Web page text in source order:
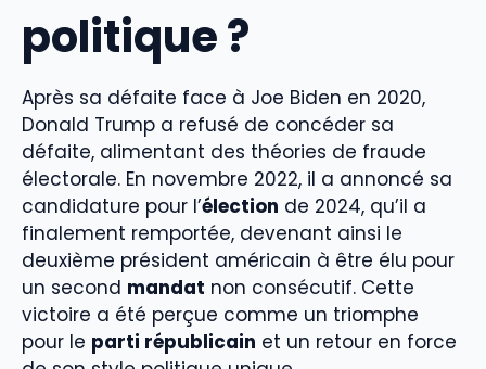
politique ?
Après sa défaite face à Joe Biden en 2020,
Donald Trump a refusé de concéder sa
défaite, alimentant des théories de fraude
électorale. En novembre 2022, il a annoncé sa
candidature pour l’élection de 2024, qu’il a
finalement remportée, devenant ainsi le
deuxième président américain à être élu pour
un second mandat non consécutif. Cette
victoire a été perçue comme un triomphe
pour le parti républicain et un retour en force